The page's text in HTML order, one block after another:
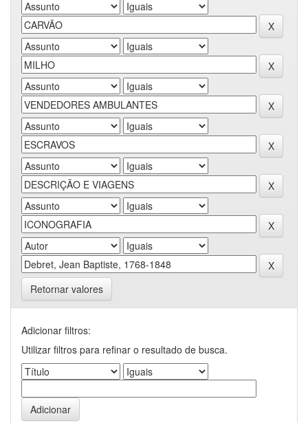
Retornar valores
Adicionar filtros:
Utilizar filtros para refinar o resultado de busca.